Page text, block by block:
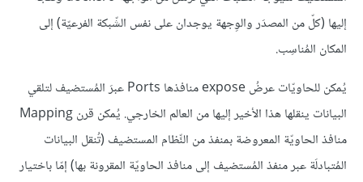
إليها (كلّ من المصدَر والوِجهة يوجدان على نفس الشّبكة الفرعيّة) إلى
المكان المُناسِب.
يُمكن للحاويّات عرضُ expose منافذها Ports عبرَ المُستضيف لتلقي
البيانات ينقلها هذا الأخير إليها من العالم الخارجي. يُمكن قرن Mapping
منافذ الحاويّة المعروضة بمنفذ من النِّظام المستضيف (تُنقل البيانات
المُتبادلَة عبر منفذ المُستضيف إلى منافذ الحاويّة المقرونة بها) إمّا باختيار